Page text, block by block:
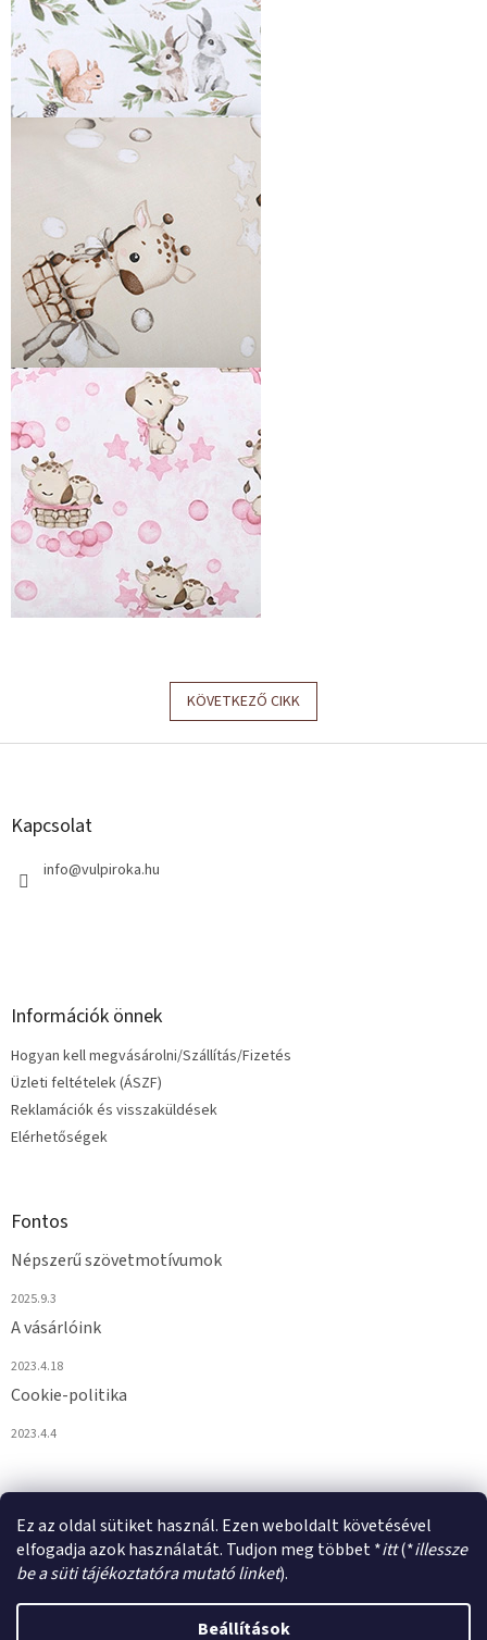
Ez az oldal sütiket használ. Ezen weboldalt követésével
elfogadja azok használatát. Tudjon meg többet *itt(*illessze
be a süti tájékoztatóra mutató linket).
Beállítások
KÖVETKEZŐ CIKK
L
Kapcsolat
info@vulpiroka.hu
Információk önnek
Hogyan kell megvásárolni/Szállítás/Fizetés
Üzleti feltételek (ÁSZF)
Reklamációk és visszaküldések
Elérhetőségek
Fontos
Népszerű szövetmotívumok
2025.9.3
A vásárlóink
2023.4.18
Cookie-politika
2023.4.4